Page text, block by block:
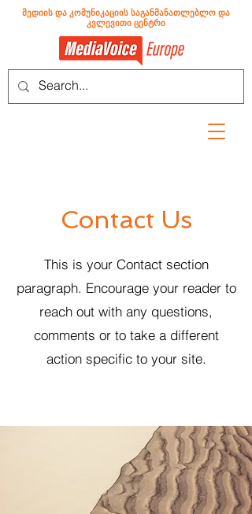
მედიის და კომუნიკაციის საგანმანათლებლო და
კვლევითი ცენტრი
Contact Us
This is your Contact section
paragraph. Encourage your reader to
reach out with any questions,
comments or to take a different
action specific to your site.